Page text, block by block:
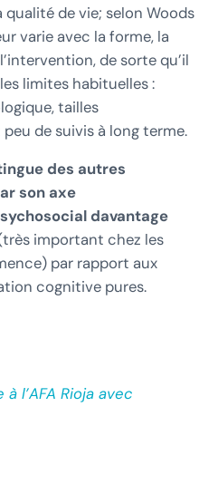
qualité de vie; selon Woods
varie avec la forme, la
de sorte qu’il
limites habituelles :
tailles
de suivis à long terme.
des autres
son axe
davantage
important chez les
par rapport aux
cognitive pures.
l’AFA Rioja avec